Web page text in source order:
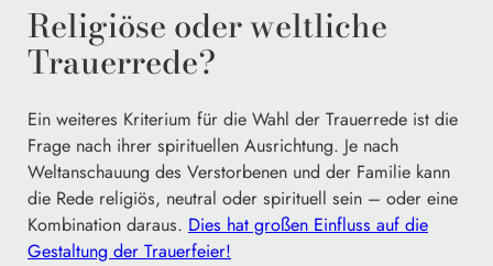
Religiöse oder weltliche
Trauerrede?
Ein weiteres Kriterium für die Wahl der Trauerrede ist die
Frage nach ihrer spirituellen Ausrichtung. Je nach
Weltanschauung des Verstorbenen und der Familie kann
die Rede religiös, neutral oder spirituell sein – oder eine
Kombination daraus. Dies hat großen Einfluss auf die
Gestaltung der Trauerfeier!